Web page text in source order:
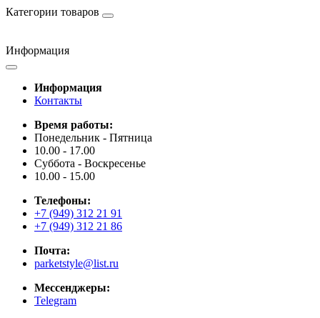
Категории товаров
Информация
Информация
Контакты
Время работы:
Понедельник - Пятница
10.00 - 17.00
Суббота - Воскресенье
10.00 - 15.00
Телефоны:
+7 (949) 312 21 91
+7 (949) 312 21 86
Почта:
parketstyle@list.ru
Мессенджеры:
Telegram